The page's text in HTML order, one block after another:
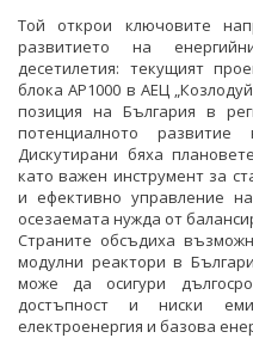
Той открои ключовите
развитието на
десетилетия: текущият
блока AP1000 в АЕЦ
позиция на България в
потенциалното
Дискутирани бяха
като важен инструмент за
и ефективно управление
осезаемата нужда от
Страните обсъдиха
модулни реактори в
може да осигури
достъпност и ниски
електроенергия и базова